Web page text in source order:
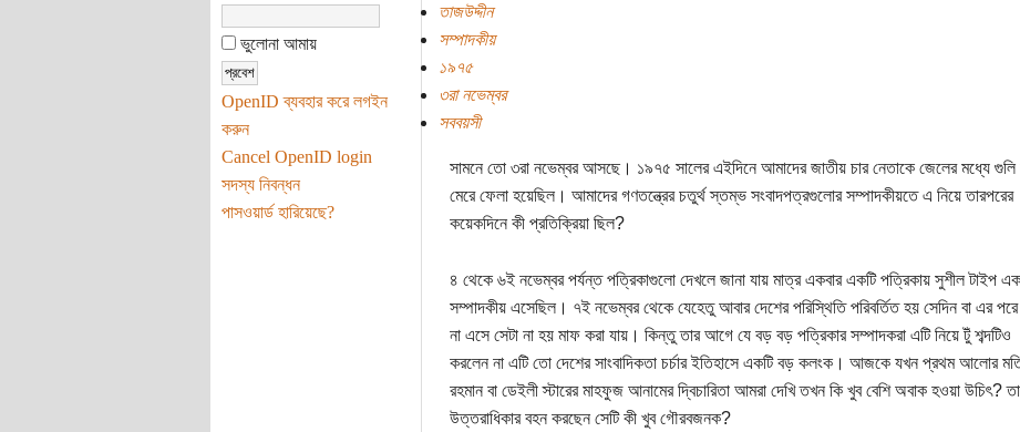
ভুলোনা আমায়
OpenID ব্যবহার করে লগইন
করুন
Cancel OpenID login
সদস্য নিবন্ধন
পাসওয়ার্ড হারিয়েছে?
তাজউদ্দীন
সম্পাদকীয়
১৯৭৫
৩রা নভেম্বর
সববয়সী
সামনে তো ৩রা নভেম্বর আসছে। ১৯৭৫ সালের এইদিনে আমাদের জাতীয় চার নেতাকে জেলের মধ্যে গুলি
মেরে ফেলা হয়েছিল। আমাদের গণতন্ত্রের চতুর্থ স্তম্ভ সংবাদপত্রগুলোর সম্পাদকীয়তে এ নিয়ে তারপরের
কয়েকদিনে কী প্রতিক্রিয়া ছিল?
৪ থেকে ৬ই নভেম্বর পর্যন্ত পত্রিকাগুলো দেখলে জানা যায় মাত্র একবার একটি পত্রিকায় সুশীল টাইপ
সম্পাদকীয় এসেছিল। ৭ই নভেম্বর থেকে যেহেতু আবার দেশের পরিস্থিতি পরিবর্তিত হয় সেদিন বা এর পরে
না এসে সেটা না হয় মাফ করা যায়। কিন্তু তার আগে যে বড় বড় পত্রিকার সম্পাদকরা এটি নিয়ে টুঁ শব্দটিও
করলেন না এটি তো দেশের সাংবাদিকতা চর্চার ইতিহাসে একটি বড় কলংক। আজকে যখন প্রথম আলোর
রহমান বা ডেইলী স্টারের মাহফুজ আনামের দ্বিচারিতা আমরা দেখি তখন কি খুব বেশি অবাক হওয়া উচিৎ?
উত্তরাধিকার বহন করছেন সেটি কী খুব গৌরবজনক?